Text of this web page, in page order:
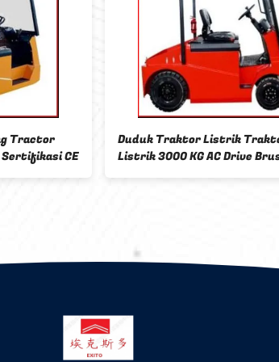
Daya Baterai Traktor Tarik Listrik
1600mm Tinggi keseluruhan